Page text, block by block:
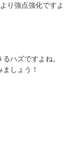
り強点強化ですよ
ハズですよね。
しょう！